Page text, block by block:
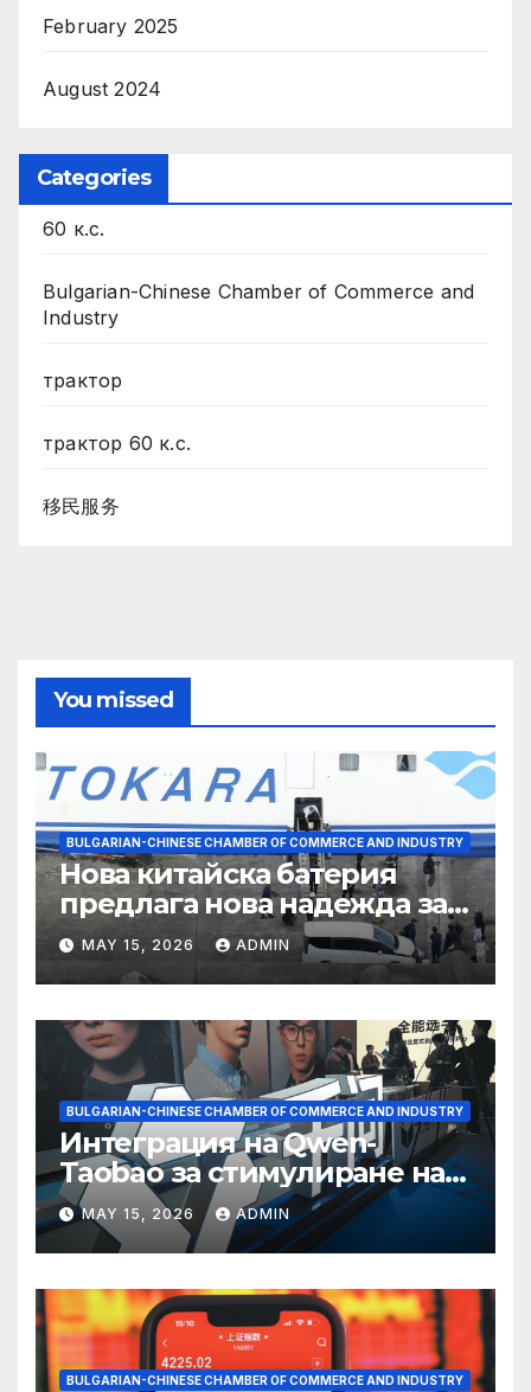
February 2025
August 2024
Categories
60 к.с.
Bulgarian-Chinese Chamber of Commerce and
Industry
трактор
трактор 60 к.с.
移民服务
You missed
BULGARIAN-CHINESE CHAMBER OF COMMERCE AND INDUSTRY
Нова китайска батерия
предлага нова надежда за
съхранение на водород
MAY 15, 2026 ADMIN
BULGARIAN-CHINESE CHAMBER OF COMMERCE AND INDUSTRY
Интеграция на Qwen-
Taobao за стимулиране на
пазаруването 618
MAY 15, 2026 ADMIN
BULGARIAN-CHINESE CHAMBER OF COMMERCE AND INDUSTRY